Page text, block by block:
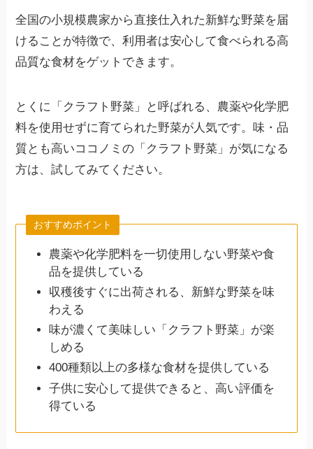
全国の小規模農家から直接仕入れた新鮮な野菜を届
けることが特徴で、利用者は安心して食べられる高
品質な食材をゲットできます。
とくに「クラフト野菜」と呼ばれる、農薬や化学肥
料を使用せずに育てられた野菜が人気です。味・品
質とも高いココノミの「クラフト野菜」が気になる
方は、試してみてください。
おすすめポイント
農薬や化学肥料を一切使用しない野菜や食
品を提供している
収穫後すぐに出荷される、新鮮な野菜を味
わえる
味が濃くて美味しい「クラフト野菜」が楽
しめる
400種類以上の多様な食材を提供している
子供に安心して提供できると、高い評価を
得ている